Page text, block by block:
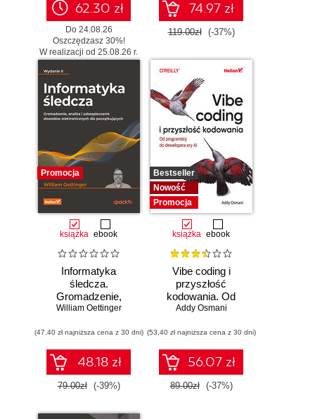
62.30 zł
Do 24.08.26
Oszczędzasz 30%!
W realizacji od 25.08.26 r.
74.97 zł
119.00zł (-37%)
Promocja
książka ebook
Informatyka
śledcza.
Gromadzenie,
analiza i
dowodów
elektronicznych dla
początkujących.
Wydanie II
William Oettinger
(47,40 zł najniższa cena z 30 dni)
48.18 zł
79.00zł (-39%)
Bestseller
Nowość
Promocja
książka ebook
Vibe coding i
przyszłość
kodowania. Od
programisty do
Addy Osmani
(53,40 zł najniższa cena z 30 dni)
56.07 zł
89.00zł (-37%)